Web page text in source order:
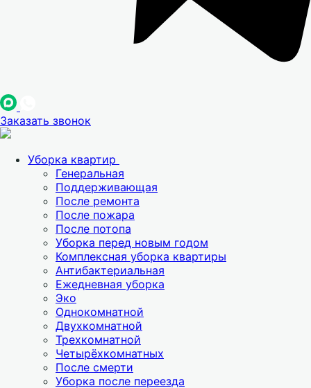
Заказать звонок
Уборка квартир
Генеральная
Поддерживающая
После ремонта
После пожара
После потопа
Уборка перед новым годом
Комплексная уборка квартиры
Антибактериальная
Ежедневная уборка
Эко
Однокомнатной
Двухкомнатной
Трехкомнатной
Четырёхкомнатных
После смерти
Уборка после переезда